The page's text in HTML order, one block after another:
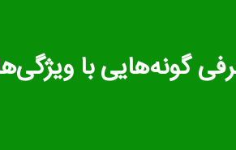
گونه‌هایی با